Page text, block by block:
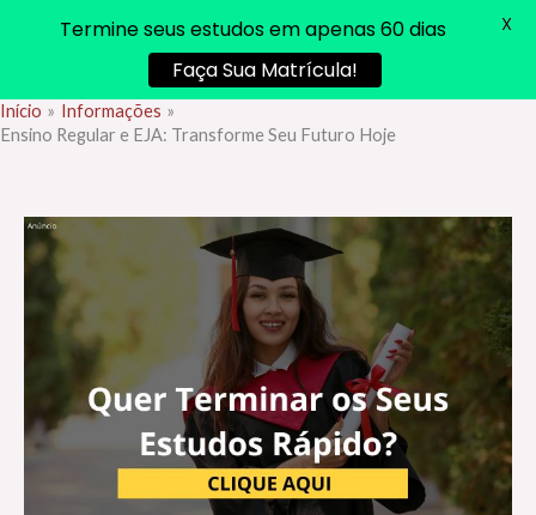
Ir
para
Início
Informações
Ensino Regular e EJA: Transforme Seu Futuro Hoje
Termine seus estudos em apenas 60 dias
Faça Sua Matrícula!
X